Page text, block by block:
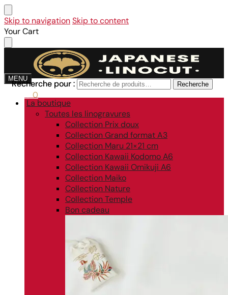
Skip to navigationSkip to content
Your Cart
MENU
Recherche pour : Recherche
0
Recherche pour : Recherche
La boutique
Toutes les linogravures
Collection Prix doux
Collection Grand format A3
Collection Maru 21×21 cm
Collection Kawaii Kodomo A6
Collection Kawaii Omikuji A6
Collection Maiko
Collection Nature
Collection Temple
Bon cadeau